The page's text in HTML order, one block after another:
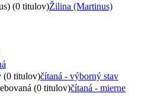
(0 titulov)Žilina (Martinus)
(0 titulov)čítaná - výborný stav
(0 titulov)čítaná - mierne